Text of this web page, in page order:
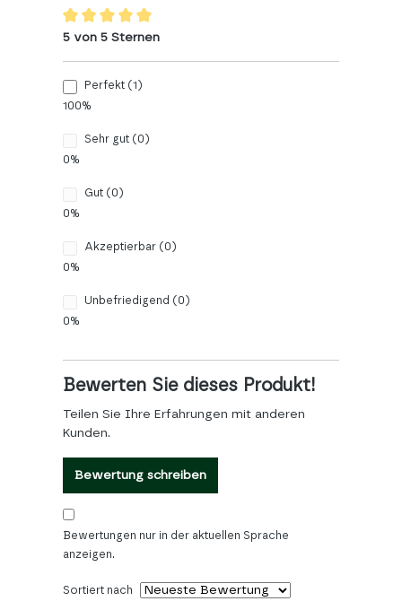
5 von 5 Sternen
Perfekt (1)
100%
Sehr gut (0)
0%
Gut (0)
0%
Akzeptierbar (0)
0%
Unbefriedigend (0)
0%
Bewerten Sie dieses Produkt!
Teilen Sie Ihre Erfahrungen mit anderen
Kunden.
Bewertung schreiben
Bewertungen nur in der aktuellen Sprache
anzeigen.
Sortiert nach